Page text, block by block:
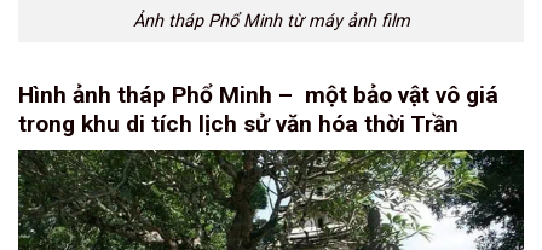
Ảnh tháp Phổ Minh từ máy ảnh film
Hình ảnh tháp Phổ Minh – một bảo vật vô giá
trong khu di tích lịch sử văn hóa thời Trần